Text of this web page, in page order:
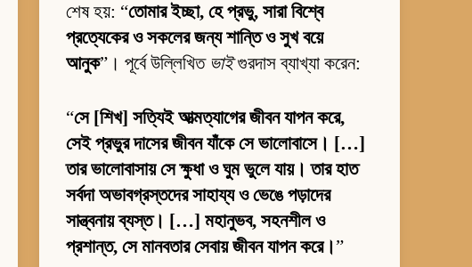
শেষ হয়: “তোমার ইচ্ছা, হে প্রভু, সারা বিশ্বে
প্রত্যেকের ও সকলের জন্য শান্তি ও সুখ বয়ে
আনুক”। পূর্বে উল্লিখিত ভাইগুরদাস ব্যাখ্যা করেন:
“সে [শিখ] সত্যিই আত্মত্যাগের জীবন যাপন করে,
সেই প্রভুর দাসের জীবন যাঁকে সে ভালোবাসে। […]
তার ভালোবাসায় সে ক্ষুধা ও ঘুম ভুলে যায়। তার হাত
সর্বদা অভাবগ্রস্তদের সাহায্য ও ভেঙে পড়াদের
সান্ত্বনায় ব্যস্ত। […] মহানুভব, সহনশীল ও
প্রশান্ত, সে মানবতার সেবায় জীবন যাপন করে।”